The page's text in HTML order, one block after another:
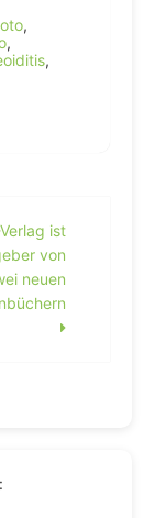
,
,
,
ist
von
neuen